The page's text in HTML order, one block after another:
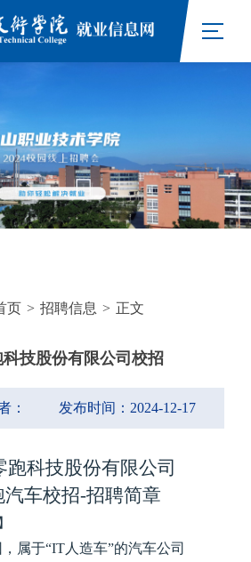
页 > 招聘信息 > 正文
技股份有限公司校招
： 发布时间：2024-12-17
跑科技股份有限公司
汽车校招-招聘简章
属于“IT人造车”的汽车公司